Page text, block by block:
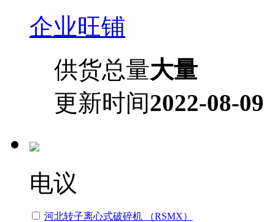
企业旺铺
供货总量大量
更新时间2022-08-09
电议
河北转子离心式破碎机 （RSMX）